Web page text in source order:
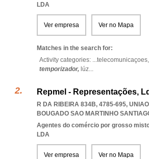
LDA
Ver empresa Ver no Mapa
Matches in the search for:
Activity categories: ...telecomunicaçoes,
temporizador, lúz...
Repmel - Representações,
R DA RIBEIRA 834B, 4785-695,
BOUGADO SAO MARTINHO
Agentes do comércio por grosso
LDA
Ver empresa Ver no Mapa